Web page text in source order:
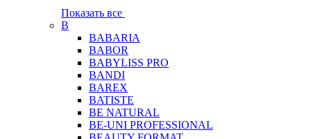
Показать все
B
BABARIA
BABOR
BABYLISS PRO
BANDI
BAREX
BATISTE
BE NATURAL
BE-UNI PROFESSIONAL